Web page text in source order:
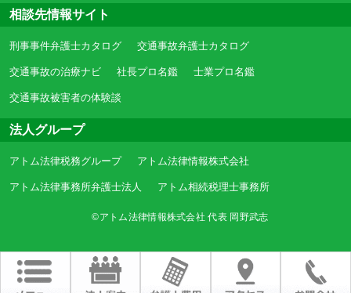
相談先情報サイト
刑事事件弁護士カタログ 交通事故弁護士カタログ
交通事故の治療ナビ 社長プロ名鑑 士業プロ名鑑
交通事故被害者の体験談
法人グループ
アトム法律税務グループ アトム法律情報株式会社
アトム法律事務所弁護士法人 アトム相続税理士事務所
©アトム法律情報株式会社 代表 岡野武志